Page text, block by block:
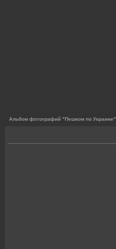
Альбом фотографий "Пешком по Украине"